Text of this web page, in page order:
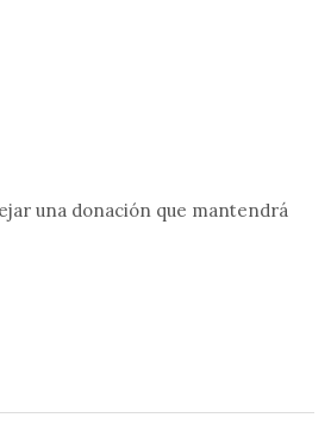
una donación que mantendrá